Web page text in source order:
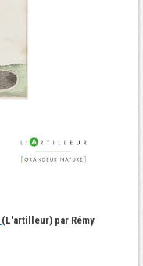
(L'artilleur) par Rémy